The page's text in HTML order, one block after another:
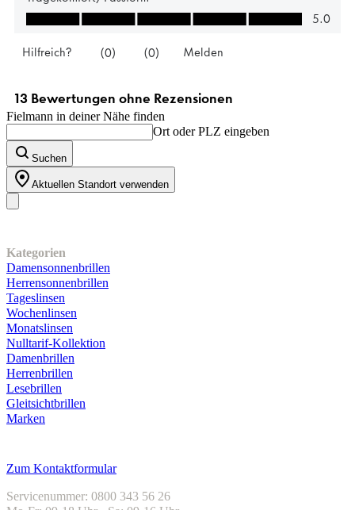
Fielmann in deiner Nähe finden
Ort oder PLZ eingeben
Suchen
Aktuellen Standort verwenden
Kategorien
Damensonnenbrillen
Herrensonnenbrillen
Tageslinsen
Wochenlinsen
Monatslinsen
Nulltarif-Kollektion
Damenbrillen
Herrenbrillen
Lesebrillen
Gleitsichtbrillen
Marken
Zum Kontaktformular
Servicenummer: 0800 343 56 26